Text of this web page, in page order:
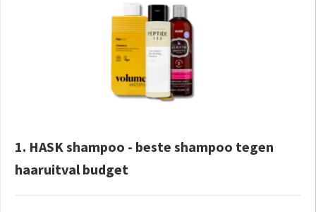
1. HASK shampoo - beste shampoo tegen
haaruitval budget